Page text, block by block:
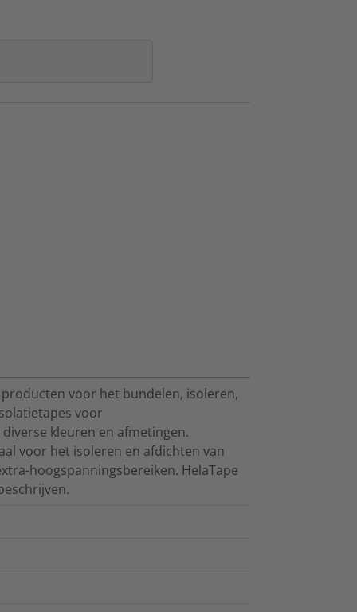
voor het bundelen, isoleren,
voor
kleuren en afmetingen.
voor het isoleren en afdichten van
hoogspanningsbereiken. HelaTape